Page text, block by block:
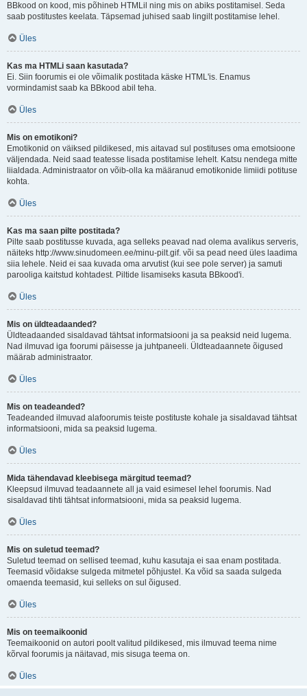
BBkood on kood, mis põhineb HTMLil ning mis on abiks postitamisel. Seda
saab postitustes keelata. Täpsemad juhised saab lingilt postitamise lehel.
Üles
Kas ma HTMLi saan kasutada?
Ei. Siin foorumis ei ole võimalik postitada käske HTML'is. Enamus
vormindamist saab ka BBkood abil teha.
Üles
Mis on emotikoni?
Emotikonid on väiksed pildikesed, mis aitavad sul postituses oma emotsioone
väljendada. Neid saad teatesse lisada postitamise lehelt. Katsu nendega mitte
liialdada. Administraator on võib-olla ka määranud emotikonide limiidi potituse
kohta.
Üles
Kas ma saan pilte postitada?
Pilte saab postitusse kuvada, aga selleks peavad nad olema avalikus serveris,
näiteks http://www.sinudomeen.ee/minu-pilt.gif. või sa pead need üles laadima
siia lehele. Neid ei saa kuvada oma arvutist (kui see pole server) ja samuti
parooliga kaitstud kohtadest. Piltide lisamiseks kasuta BBkood'i.
Üles
Mis on üldteadaanded?
Üldteadaanded sisaldavad tähtsat informatsiooni ja sa peaksid neid lugema.
Nad ilmuvad iga foorumi päisesse ja juhtpaneeli. Üldteadaannete õigused
määrab administraator.
Üles
Mis on teadeanded?
Teadeanded ilmuvad alafoorumis teiste postituste kohale ja sisaldavad tähtsat
informatsiooni, mida sa peaksid lugema.
Üles
Mida tähendavad kleebisega märgitud teemad?
Kleepsud ilmuvad teadaannete all ja vaid esimesel lehel foorumis. Nad
sisaldavad tihti tähtsat informatsiooni, mida sa peaksid lugema.
Üles
Mis on suletud teemad?
Suletud teemad on sellised teemad, kuhu kasutaja ei saa enam postitada.
Teemasid võidakse sulgeda mitmetel põhjustel. Ka võid sa saada sulgeda
omaenda teemasid, kui selleks on sul õigused.
Üles
Mis on teemaikoonid
Teemaikoonid on autori poolt valitud pildikesed, mis ilmuvad teema nime
kõrval foorumis ja näitavad, mis sisuga teema on.
Üles